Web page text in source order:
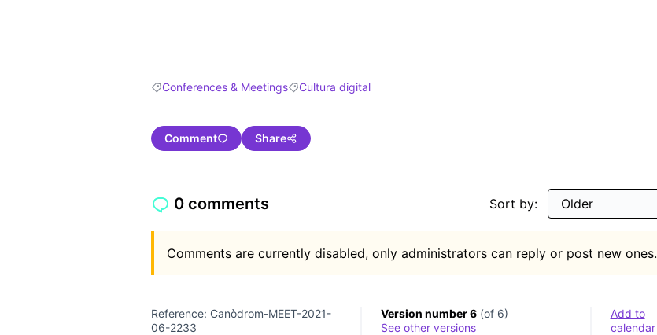
Filter results for: Conferences & Meetings
Conferences & MeetingsFilter results for: Cultura digital
Cultura digital
Comment Share
0 comments Sort by:
Comments are currently disabled, only administrators can reply or post new ones.
Reference: Canòdrom-MEET-2021-
06-2233
Version number 6(of 6)
see other versions
Add to
calendar